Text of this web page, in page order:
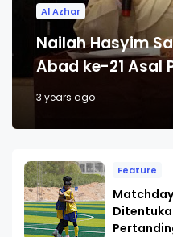
Al Azhar
Nailah Hasyim
Abad ke-21 Asal
3 years ago
Feature